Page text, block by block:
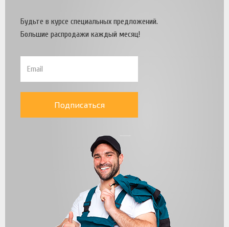
Будьте в курсе специальных предложений.
Большие распродажи каждый месяц!
Подписаться